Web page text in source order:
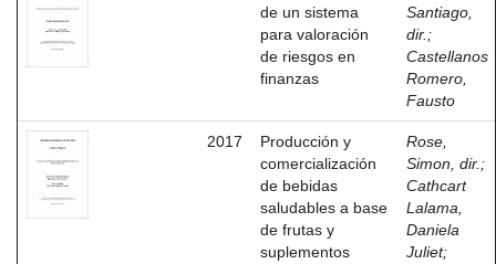
de un sistema
para valoración
de riesgos en
finanzas
Santiago,
dir. ;
Castellanos
Romero,
Fausto
2017
Producción y
comercialización
de bebidas
saludables a base
de frutas y
suplementos
Rose,
Simon, dir. ;
Cathcart
Lalama,
Daniela
Juliet;